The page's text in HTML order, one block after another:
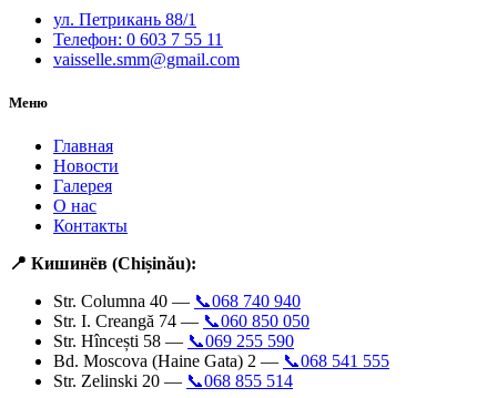
ул. Петрикань 88/1
Телефон: 0 603 7 55 11
vaisselle.smm@gmail.com
Меню
Главная
Новости
Галерея
О нас
Контакты
📍 Кишинёв (Chișinău):
Str. Columna 40 — 📞068 740 940
Str. I. Creangă 74 — 📞060 850 050
Str. Hîncești 58 — 📞069 255 590
Bd. Moscova (Haine Gata) 2 — 📞068 541 555
Str. Zelinski 20 — 📞068 855 514